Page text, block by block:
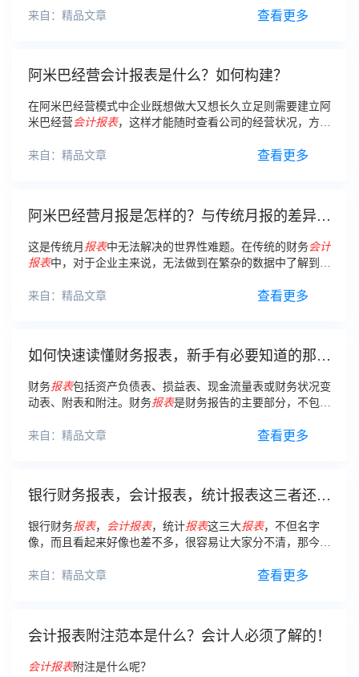
公司最重要的会计报表
来自：精品文章 查看更多
阿米巴经营会计报表是什么？如何构建？
在阿米巴经营模式中企业既想做大又想长久立足则需要建立阿
米巴经营 会计报表，这样才能随时查看公司的经营状况，方便
来自：精品文章
查看更多
阿米巴经营月报是怎样的？与传统月报的差异区
这是传统月 报表中无法解决的世界性难题。在传统的财务会计
报表中，对于企业主来说，无法做到在繁杂的数据中了解到业
月报与传统月报的4点差异区别。
来自：精品文章 查看更多
如何快速读懂财务报表，新手有必要知道的那些
财务报表包括资产负债表、损益表、现金流量表或财务状况变
动表、附表和附注。财务报表是财务报告的主要部分，不包括
报告的资料。
来自：精品文章 查看更多
银行财务报表，会计报表，统计报表这三者还傻
傻分不清吗？这篇文章跟你说明白
银行财务报表， 会计报表，统计报表这三大报表，不但名字
像，而且看起来好像也差不多，很容易让大家分不清，那今天
么： 一、三种报表
来自：精品文章 查看更多
会计报表附注范本是什么？会计人必须了解的！
会计报表附注是什么呢？